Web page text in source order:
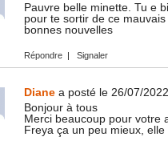
Pauvre belle minette. Tu e
pour te sortir de ce
bonnes nouvelles
Répondre | Signaler
Diane a posté le 26/07/
Bonjour à tous
Merci beaucoup pour votre
Freya ça un peu mieux,